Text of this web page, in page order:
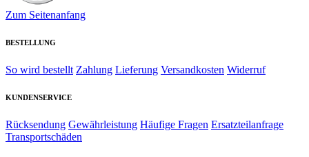
Zum Seitenanfang
BESTELLUNG
So wird bestellt Zahlung Lieferung Versandkosten Widerruf
KUNDENSERVICE
Rücksendung Gewährleistung Häufige Fragen Ersatzteilanfrage
Transportschäden